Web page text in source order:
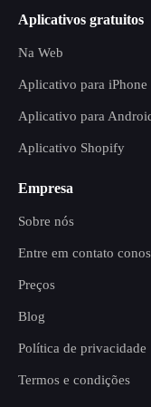
Aplicativos gratuitos
Na Web
Aplicativo para iPhone
Aplicativo para
Aplicativo Shopify
Empresa
Sobre nós
Entre em contato
Preços
Blog
Política de privacidade
Termos e condições